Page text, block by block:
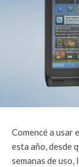
Comencé a usar
esta año, desde
semanas de